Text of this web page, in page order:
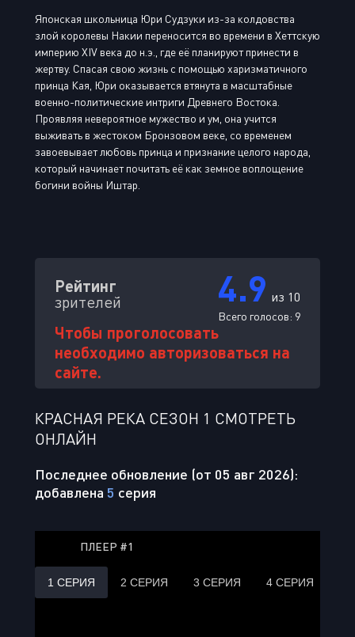
Японская школьница Юри Судзуки из-за колдовства
злой королевы Накии переносится во времени в Хеттскую
империю XIV века до н.э., где её планируют принести в
жертву. Спасая свою жизнь с помощью харизматичного
принца Кая, Юри оказывается втянута в масштабные
военно-политические интриги Древнего Востока.
Проявляя невероятное мужество и ум, она учится
выживать в жестоком Бронзовом веке, со временем
завоевывает любовь принца и признание целого народа,
который начинает почитать её как земное воплощение
богини войны Иштар.
Рейтинг
зрителей 4.9 из 10
Всего голосов: 9
Чтобы проголосовать
необходимо авторизоваться на
сайте.
КРАСНАЯ РЕКА СЕЗОН 1 СМОТРЕТЬ
ОНЛАЙН
Последнее обновление (от 05 авг 2026):
добавлена 5 серия
ПЛЕЕР #1